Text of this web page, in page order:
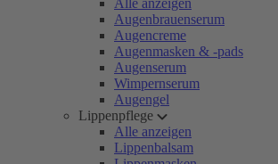
Alle anzeigen
Augenbrauenserum
Augencreme
Augenmasken & -pads
Augenserum
Wimpernserum
Augengel
Lippenpflege
Alle anzeigen
Lippenbalsam